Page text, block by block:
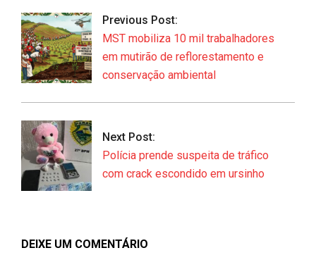
08
Previous Post:
MST mobiliza 10 mil trabalhadores
em mutirão de reflorestamento e
conservação ambiental
Next Post:
Polícia prende suspeita de tráfico
com crack escondido em ursinho
DEIXE UM COMENTÁRIO